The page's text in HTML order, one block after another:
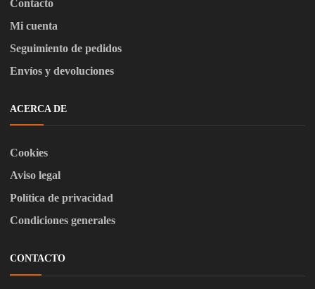
Contacto
Mi cuenta
Seguimiento de pedidos
Envíos y devoluciones
ACERCA DE
Cookies
Aviso legal
Política de privacidad
Condiciones generales
CONTACTO